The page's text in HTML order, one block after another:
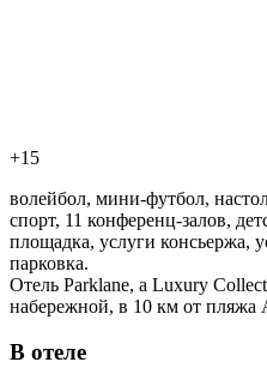
+15
волейбол, мини-футбол,
спорт, 11 конференц-залов,
площадка, услуги консьержа,
парковка.
Отель Parklane, a Luxury
набережной, в 10 км от пляжа
В отеле